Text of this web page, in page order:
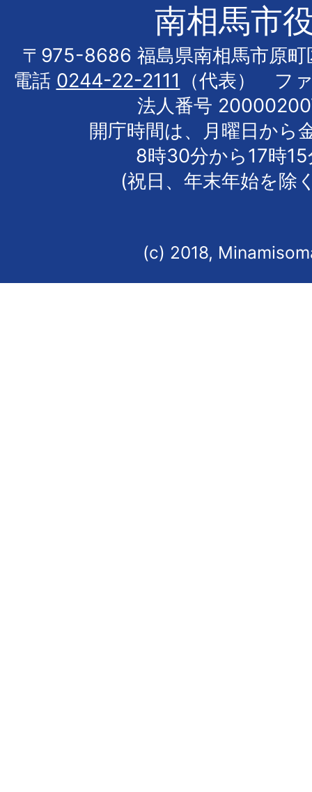
南相馬市
〒975-8686 福島県南相馬市原町
電話 0244-22-2111
（代表） フ
法人番号
開庁時間は、月曜日から
8時30分から17時
(祝日、年末年始を除
(c) 2018,